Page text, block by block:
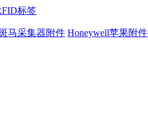
标签
马采集器附件 Honeywell苹果附件